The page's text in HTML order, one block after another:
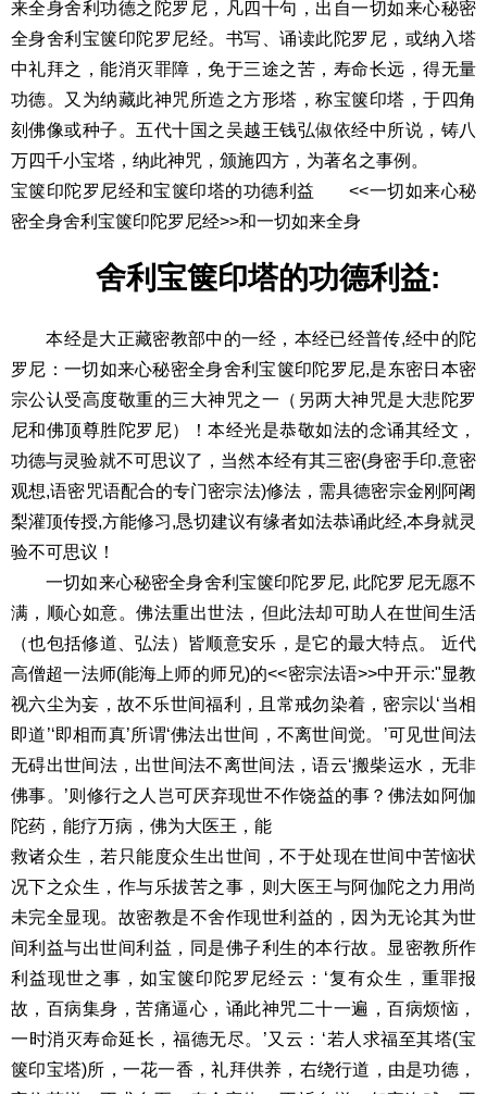
来全身舍利功德之陀罗尼，凡四十句，出自一切如来心秘密
全身舍利宝箧印陀罗尼经。书写、诵读此陀罗尼，或纳入塔
中礼拜之，能消灭罪障，免于三途之苦，寿命长远，得无量
功德。又为纳藏此神咒所造之方形塔，称宝箧印塔，于四角
刻佛像或种子。五代十国之吴越王钱弘俶依经中所说，铸八
万四千小宝塔，纳此神咒，颁施四方，为著名之事例。
宝箧印陀罗尼经和宝箧印塔的功德利益 <<一切如来心秘
密全身舍利宝箧印陀罗尼经>>和一切如来全身
舍利宝箧印塔的功德利益:
本经是大正藏密教部中的一经，本经已经普传,经中的陀
罗尼： 一切如来心秘密全身舍利宝箧印陀罗尼,是东密日本密
宗公认受高度敬重的三大神咒之一（另两大神咒是大悲陀罗
尼和佛顶尊胜陀罗尼）！本经光是恭敬如法的念诵其经文，
功德与灵验就不可思议了，当然本经有其三密(身密手印.意密
观想,语密咒语配合的专门密宗法)修法，需具德密宗金刚阿阇
梨灌顶传授,方能修习,恳切建议有缘者如法恭诵此经,本身就灵
验不可思议！
一切如来心秘密全身舍利宝箧印陀罗尼, 此陀罗尼无愿不
满，顺心如意。佛法重出世法， 但此法却可助人在世间生活
（也包括修道、弘法）皆顺意安乐， 是它的最大特点。 近代
高僧超一法师(能海上师的师兄)的<<密宗法语>>中开示:"显教
视六尘为妄，故不乐世间福利，且常戒勿染着，密宗以‘当相
即道’‘即相而真’所谓‘佛法出世间， 不离世间觉。’可见世间法
无碍出世间法，出世间法不离世间法，语云‘搬柴运水，无非
佛事。’则修行之人岂可厌弃现世不作饶益的事？佛法如阿伽
陀药，能疗万病，佛为大医王，能
救诸众生，若只能度众生出世间，不于处现在世间中苦恼状
况下之众生，作与乐拔苦之事，则大医王与阿伽陀之力用尚
未完全显现。故密教是不舍作现世利益的，因为无论其为世
间利益与出世间利益，同是佛子利生的本行故。显密教所作
利益现世之事，如宝箧印陀罗尼经云：‘复有众生，重罪报
故，百病集身，苦痛逼心，诵此神咒二十一遍，百病烦恼，
一时消灭寿命延长，福德无尽。’又云：‘若人求福至其塔(宝
箧印宝塔)所， 一花一香，礼拜供养，右绕行道，由是功德，